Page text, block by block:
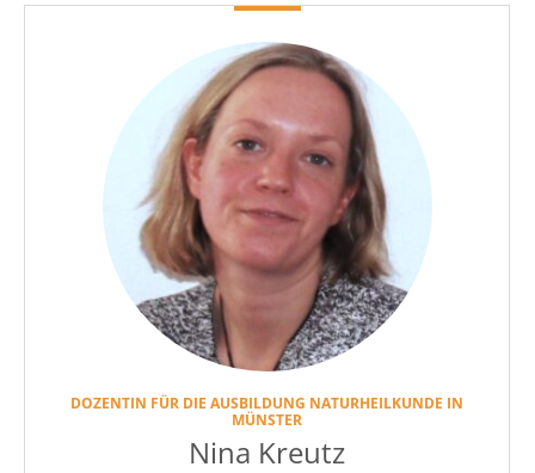
DOZENTIN FÜR DIE AUSBILDUNG NATURHEILKUNDE IN
MÜNSTER
Nina Kreutz